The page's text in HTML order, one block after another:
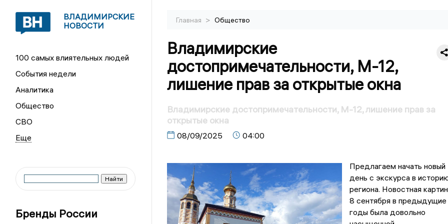
ВЛАДИМИРСКИЕ
НОВОСТИ
100 самых влиятельных людей
События недели
Аналитика
Общество
СВО
Бренды России
Главная > Общество
Владимирские
достопримечательности, М-12,
лишение прав за открытые окна
Владимирские достопримечательности, М-12, лишение прав за
открытые окна
08/09/2025 04:00
Предлагаем начать новый
день с экскурса в
региона. Новостная
8 сентября в предыдущие
годы была довольно